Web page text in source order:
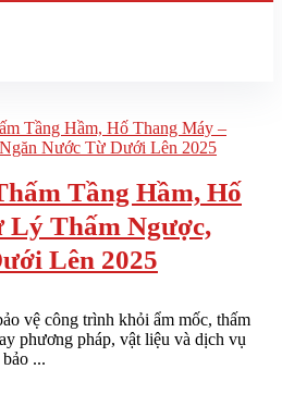
Tầng Hầm, Hố
Lý Thấm Ngược,
Lên 2025
vệ công trình khỏi ẩm mốc, thấm
phương pháp, vật liệu và dịch vụ
...